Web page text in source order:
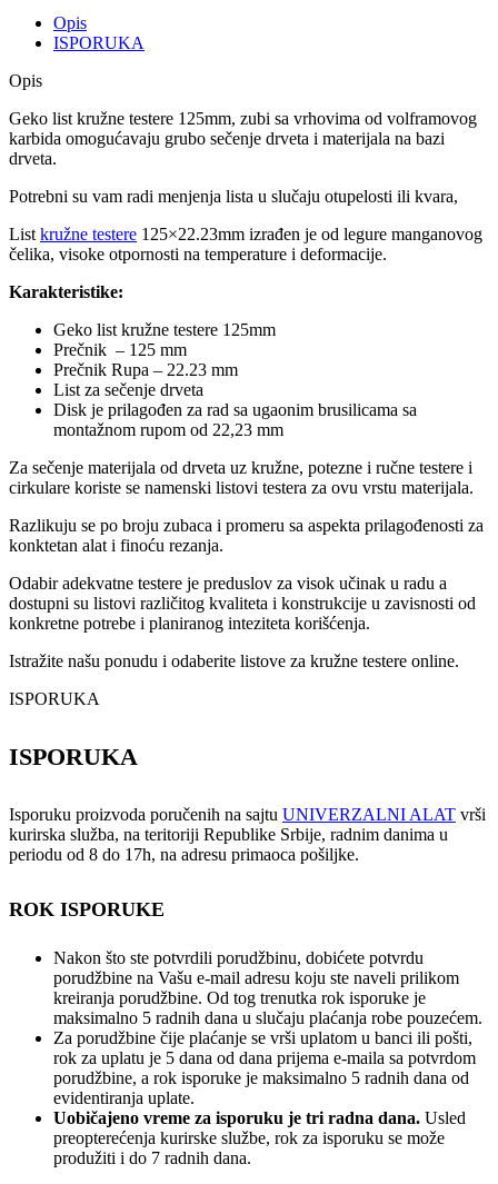
Opis
ISPORUKA
Opis
Geko list kružne testere 125mm, zubi sa vrhovima od volframovog
karbida omogućavaju grubo sečenje drveta i materijala na bazi
drveta.
Potrebni su vam radi menjenja lista u slučaju otupelosti ili kvara,
List kružne testere 125×22.23mm izrađen je od legure manganovog
čelika, visoke otpornosti na temperature i deformacije.
Karakteristike:
Geko list kružne testere 125mm
Prečnik – 125 mm
Prečnik Rupa – 22.23 mm
List za sečenje drveta
Disk je prilagođen za rad sa ugaonim brusilicama sa
montažnom rupom od 22,23 mm
Za sečenje materijala od drveta uz kružne, potezne i ručne testere i
cirkulare koriste se namenski listovi testera za ovu vrstu materijala.
Razlikuju se po broju zubaca i promeru sa aspekta prilagođenosti za
konktetan alat i finoću rezanja.
Odabir adekvatne testere je preduslov za visok učinak u radu a
dostupni su listovi različitog kvaliteta i konstrukcije u zavisnosti od
konkretne potrebe i planiranog inteziteta korišćenja.
Istražite našu ponudu i odaberite listove za kružne testere online.
ISPORUKA
ISPORUKA
Isporuku proizvoda poručenih na sajtu UNIVERZALNI ALAT vrši
kurirska služba, na teritoriji Republike Srbije, radnim danima u
periodu od 8 do 17h, na adresu primaoca pošiljke.
ROK ISPORUKE
Nakon što ste potvrdili porudžbinu, dobićete potvrdu
porudžbine na Vašu e-mail adresu koju ste naveli prilikom
kreiranja porudžbine. Od tog trenutka rok isporuke je
maksimalno 5 radnih dana u slučaju plaćanja robe pouzećem.
Za porudžbine čije plaćanje se vrši uplatom u banci ili pošti,
rok za uplatu je 5 dana od dana prijema e-maila sa potvrdom
porudžbine, a rok isporuke je maksimalno 5 radnih dana od
evidentiranja uplate.
Uobičajeno vreme za isporuku je tri radna dana. Usled
preopterećenja kurirske službe, rok za isporuku se može
produžiti i do 7 radnih dana.